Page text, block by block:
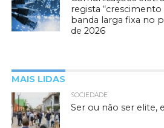
regista “crescimento
banda larga fixa no
de 2026
MAIS LIDAS
SOCIEDADE
Ser ou não ser elite,